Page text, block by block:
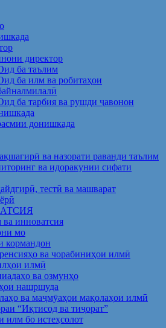
директор
ба таълим
ба илм ва робитаҳои
ба тарбия ва рушди ҷавонон
донишкада
ва назорати раванди таълим
ва идоракунии сифати
тестӣ ва машварат
инноватсия
мо
кормандон
ва чорабиниҳои илмӣ
илмӣ
ва озмунҳо
нашршуда
ва маҷмӯаҳои мақолаҳои илмӣ
“Иқтисод ва тиҷорат”
илм бо истеҳсолот